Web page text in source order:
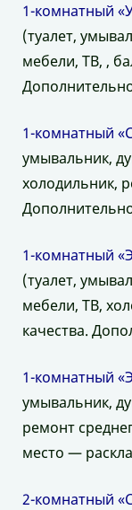
1-комнатный
(туалет,
мебели, ТВ, ,
1-комнатный
умывальник,
холодильник,
1-комнатный
(туалет,
мебели, ТВ,
качества.
1-комнатный
умывальник,
ремонт
место —
2-комнатный